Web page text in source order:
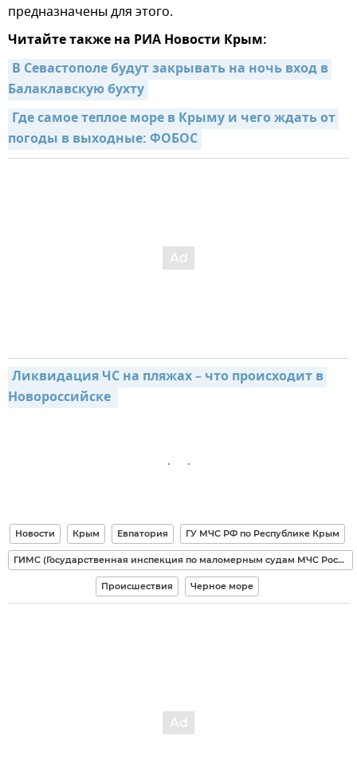
предназначены для этого.
Читайте также на РИА Новости Крым:
В Севастополе будут закрывать на ночь вход в
Балаклавскую бухту
Где самое теплое море в Крыму и чего ждать от
погоды в выходные: ФОБОС
Ликвидация ЧС на пляжах – что происходит в
Новороссийске
Новости Крым Евпатория ГУ МЧС РФ по Республике Крым
ГИМС (Государственная инспекция по маломерным судам МЧС России)
Происшествия Черное море